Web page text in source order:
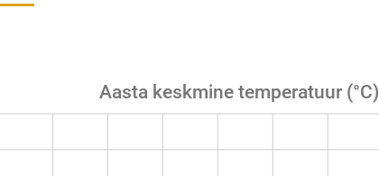
Aasta keskmine temperatuur (°C)